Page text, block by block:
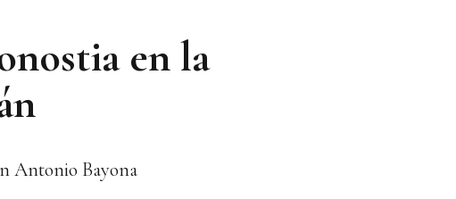
en la
Antonio Bayona